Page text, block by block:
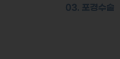
03. 포경수술